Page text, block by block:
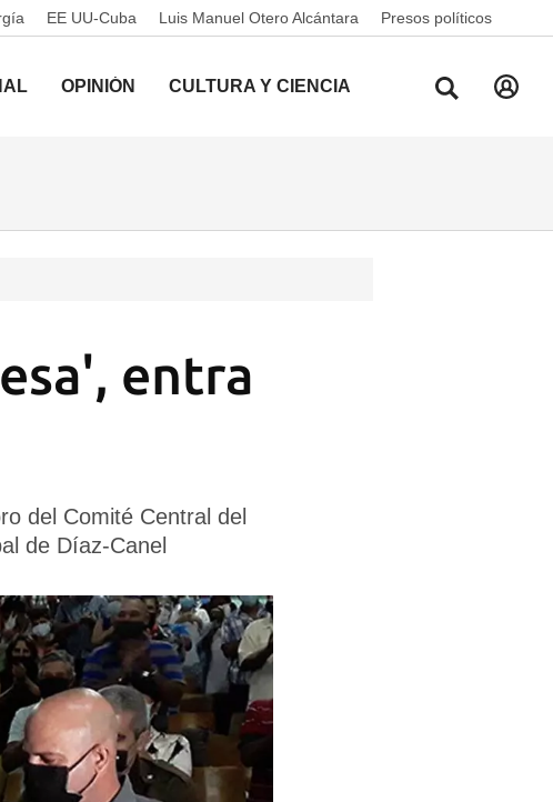
EE UU-Cuba Luis Manuel Otero Alcántara Presos políticos
OPINIÓN CULTURA Y CIENCIA
entra
del Comité Central del
de Díaz-Canel